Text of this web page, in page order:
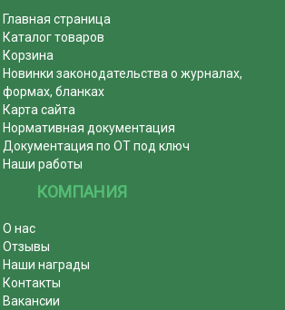
Главная страница
Каталог товаров
Корзина
Новинки законодательства о журналах,
формах, бланках
Карта сайта
Нормативная документация
Документация по ОТ под ключ
Наши работы
КОМПАНИЯ
О нас
Отзывы
Наши награды
Контакты
Вакансии